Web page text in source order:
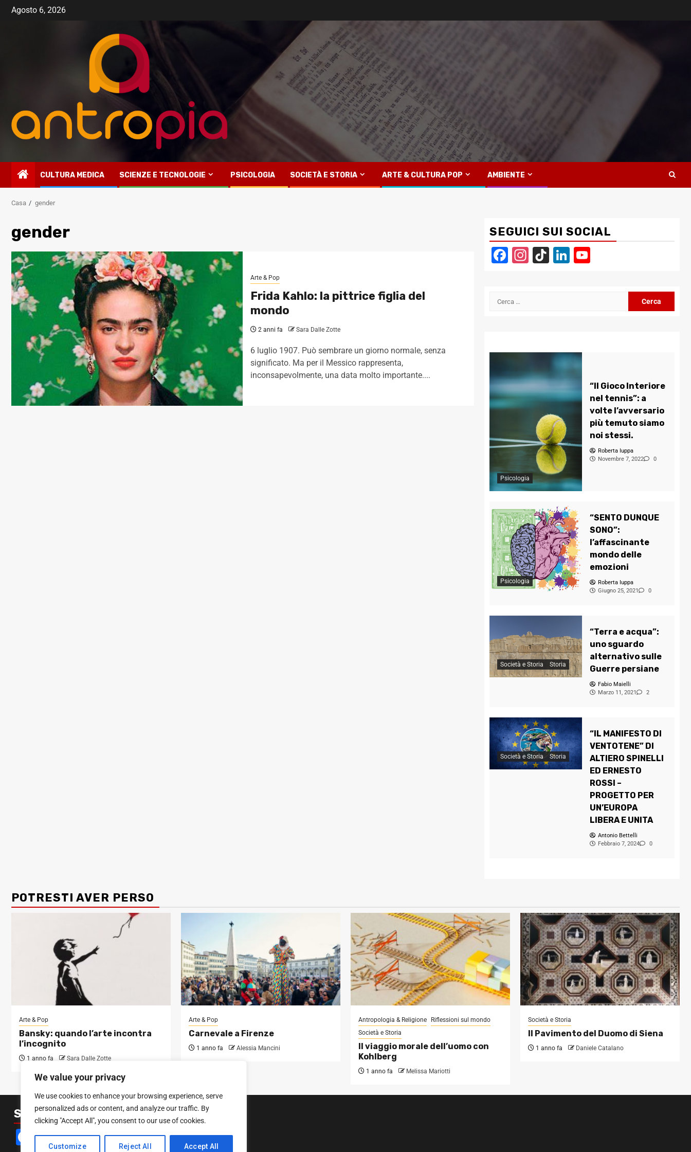
We value your privacy
We use cookies to enhance your browsing experience, serve
personalized ads or content, and analyze our traffic. By
clicking "Accept All", you consent to our use of cookies.
Customize Reject All Accept All
Agosto 6, 2026
CULTURA MEDICA SCIENZE E TECNOLOGIE PSICOLOGIA SOCIETÀ E STORIA ARTE & CULTURA POP AMBIENTE
Casa gender
gender
Arte & Pop
Frida Kahlo: la pittrice figlia del
mondo
2 anni fa Sara Dalle Zotte
6 luglio 1907. Può sembrare un giorno normale, senza
significato. Ma per il Messico rappresenta,
inconsapevolmente, una data molto importante....
SEGUICI SUI SOCIAL
Facebook
Instagram
TikTokLinkedIn
Ricerca
Psicologia
“Il Gioco Interiore
nel tennis”: a
volte l’avversario
più temuto siamo
noi stessi.
Roberta Iuppa
Novembre 7, 2022
0
Psicologia
“SENTO DUNQUE
SONO”:
l’affascinante
mondo delle
emozioni
Roberta Iuppa
Giugno 25, 2021
0
Società e Storia Storia
“Terra e acqua”:
uno sguardo
alternativo sulle
Guerre persiane
Fabio Maielli
Marzo 11, 2021
2
Società e Storia Storia
“IL MANIFESTO DI
VENTOTENE” DI
ALTIERO SPINELLI
ED ERNESTO
ROSSI –
PROGETTO PER
UN’EUROPA
LIBERA E UNITA
Antonio Bettelli
Febbraio 7, 2024
0
POTRESTI AVER PERSO
Arte & Pop
Bansky: quando l’arte incontra
l’incognito
1 anno fa Sara Dalle Zotte
Arte & Pop
Carnevale a Firenze
1 anno fa Alessia Mancini
Antropologia & Religione
Riflessioni sul mondo
Società e Storia
Il viaggio morale dell’uomo con
Kohlberg
1 anno fa Melissa Mariotti
Società e Storia
Il Pavimento del Duomo di Siena
1 anno fa Daniele Catalano
SEGUICI SUI SOCIAL
Facebook
Instagram
YouTube